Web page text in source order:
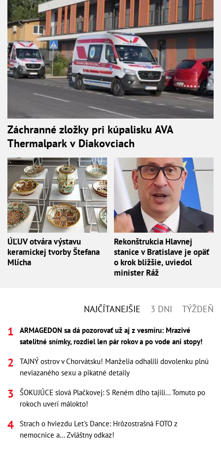
Záchranné zložky pri kúpalisku AVA
Thermalpark v Diakovciach
ÚĽUV otvára výstavu
keramickej tvorby Štefana
Mlícha
Rekonštrukcia Hlavnej
stanice v Bratislave je opäť
o krok bližšie, uviedol
minister Ráž
NAJČÍTANEJŠIE 3 DNI TÝŽDEŇ
ARMAGEDON sa dá pozorovať už aj z vesmíru: Mrazivé
satelitné snímky, rozdiel len pár rokov a po vode ani stopy!
TAJNÝ ostrov v Chorvátsku! Manželia odhalili dovolenku plnú
neviazaného sexu a pikatné detaily
ŠOKUJÚCE slová Plačkovej: S Reném dlho tajili... Tomuto po
rokoch uverí málokto!
Strach o hviezdu Let's Dance: Hrôzostrašná FOTO z
nemocnice a... Zvláštny odkaz!